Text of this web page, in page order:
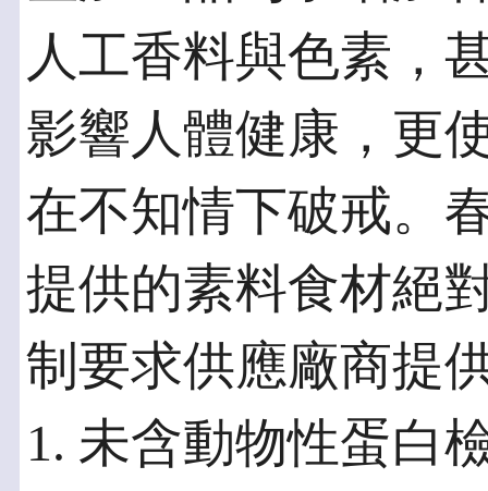
人工香料與色素，
影響人體健康，更
在不知情下破戒。
提供的素料食材絕
制要求供應廠商提
1. 未含動物性蛋白